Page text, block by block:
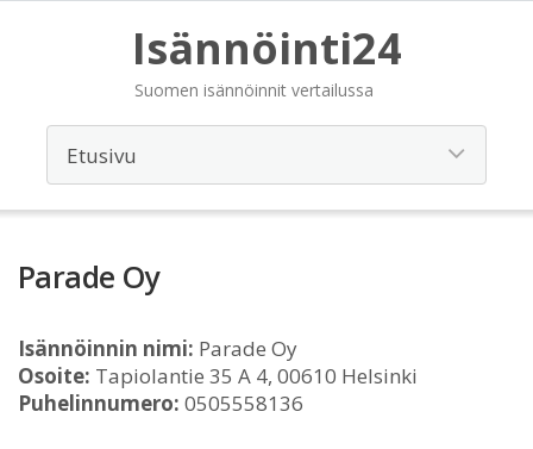
Isännöinti24
Suomen isännöinnit vertailussa
Parade Oy
Isännöinnin nimi: Parade Oy
Osoite: Tapiolantie 35 A 4, 00610 Helsinki
Puhelinnumero: 0505558136